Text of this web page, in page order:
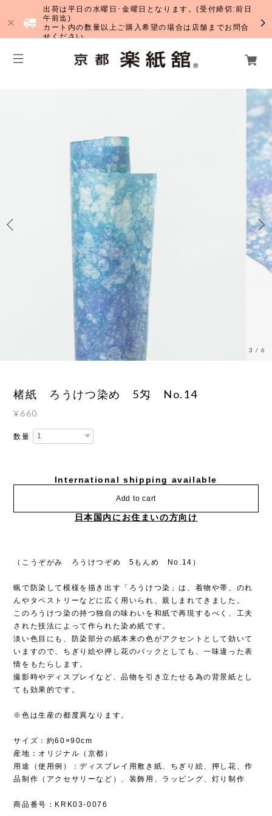
出荷は平日の水曜日･金曜日となります。(受付締切:前日
午前迄)
カート内の数量以上ご購入希望の場合は店舗までお問合
せください。
3 /6
楮紙 ろうけつ染め 5匁 No.14
¥660
数量
International shipping available
Add to cart
日本国内にお住まいの方向け
（こうぞがみ ろうけつぞめ 5もんめ No.14）
蝋で防染して模様を描き出す「ろうけつ染」は、着物や帯、のれ
んやタペストリーなどに広く用いられ、親しまれてきました。
このろうけつ染の持つ独自の味わいを和紙で再現するべく、工夫
された技法によって作られた染め紙です。
淡い色目にも、防染部分の紙本来の色がアクセントとして効いて
いますので、ちぎり絵や押し花のバックとしても、一味違った表
情をもたらします。
撮影時やディスプレイなど、品物を引き立たせる為の背景紙とし
ても効果的です。
※色は生産の都度異なります。
サイズ：約60×90cm
産地：オリジナル（京都）
用途（使用例）：ディスプレイ用敷き紙、ちぎり絵、押し花、作
品制作（アクセサリーなど）、装飾用、ラッピング、灯り制作
商品番号：KRK03-0076